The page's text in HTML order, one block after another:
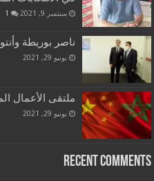
سبتمبر 9, 2021 1
ناصر بوريطة
يونيو 29, 2021
ملتقى الأعمال
يونيو 29, 2021
Recent Comments